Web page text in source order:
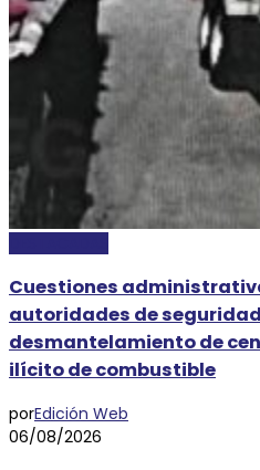
Cuestiones
autoridades de
desmantelamiento de
ilícito de combustible
porEdición Web
06/08/2026